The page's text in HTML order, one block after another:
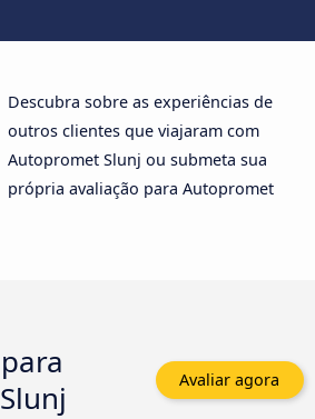
Descubra sobre as experiências de
outros clientes que viajaram com
Autopromet Slunj ou submeta sua
própria avaliação para Autopromet
Avaliar agora